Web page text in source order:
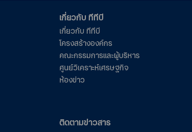
เกี่ยวกับ ทีทีบี
เกี่ยวกับ ทีทีบี
โครงสร้างองค์กร
คณะกรรมการและผู้บริหาร
ศูนย์วิเคราะห์เศรษฐกิจ
ห้องข่าว
ติดตามข่าวสาร